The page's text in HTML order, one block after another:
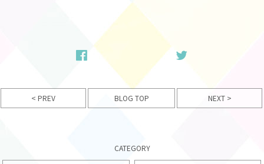
< PREV BLOG TOP NEXT >
CATEGORY